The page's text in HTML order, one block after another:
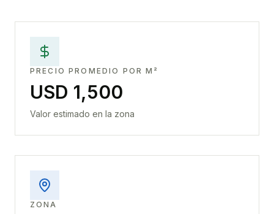
PRECIO PROMEDIO POR M²
USD 1,500
Valor estimado en la zona
ZONA